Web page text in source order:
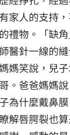
家人的支持
禮物。「缺
醫針一線的
媽笑說，兒
。爸爸媽媽
為什麼戴鼻
解唇腭裂也